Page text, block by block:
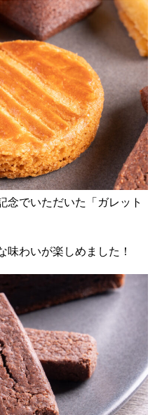
念でいただいた「ガレット
味わいが楽しめました！